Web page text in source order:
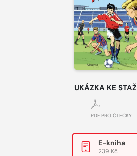
UKÁZKA KE
PDF PRO ČTEČKY
E-kniha
239 Kč